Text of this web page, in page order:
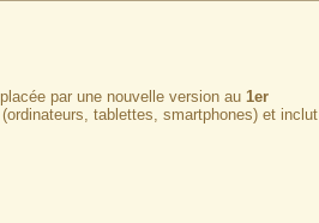
par une nouvelle version au 1er
tablettes, smartphones) et inclut